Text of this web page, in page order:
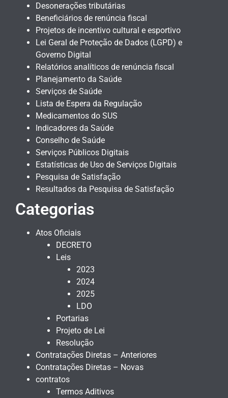
Desonerações tributárias
Beneficiários de renúncia fiscal
Projetos de incentivo cultural e esportivo
Lei Geral de Proteção de Dados (LGPD) e
Governo Digital
Relatórios analíticos de renúncia fiscal
Planejamento da Saúde
Serviços de Saúde
Lista de Espera da Regulação
Medicamentos do SUS
Indicadores da Saúde
Conselho de Saúde
Serviços Públicos Digitais
Estatísticas de Uso de Serviços Digitais
Pesquisa de Satisfação
Resultados da Pesquisa de Satisfação
Categorias
Atos Oficiais
DECRETO
Leis
2023
2024
2025
LDO
Portarias
Projeto de Lei
Resolução
Contratações Diretas – Anteriores
Contratações Diretas – Novas
contratos
Termos Aditivos